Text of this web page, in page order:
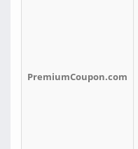
PremiumCoupon.com